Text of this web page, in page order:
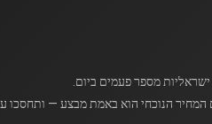
הנוכחי הוא באמת מבצע — ותחסכו